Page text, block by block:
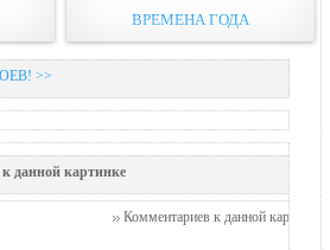
ВРЕМЕНА ГОДА
>>
данной картинке
Комментариев к данной картинке